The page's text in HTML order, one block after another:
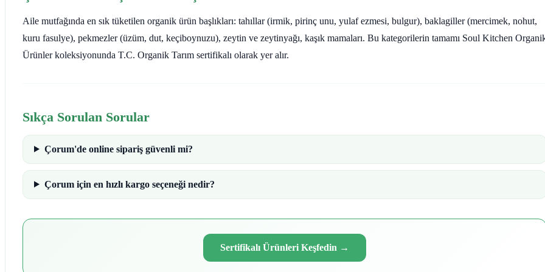
Aile mutfağında en sık tüketilen organik ürün başlıkları: tahıllar (irmik, pirinç unu, yulaf ezmesi, bulgur), baklagiller (mercimek, nohut,
kuru fasulye), pekmezler (üzüm, dut, keçiboynuzu), zeytin ve zeytinyağı, kaşık mamaları. Bu kategorilerin tamamı Soul Kitchen
Ürünler koleksiyonunda T.C. Organik Tarım sertifikalı olarak yer alır.
Sıkça Sorulan Sorular
Çorum'de online sipariş güvenli mi?
Çorum için en hızlı kargo seçeneği nedir?
Sertifikalı Ürünleri Keşfedin →